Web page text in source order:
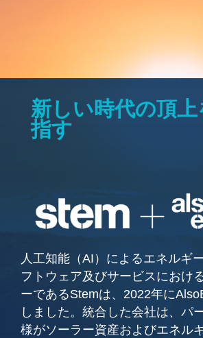
新しい時代の頂上
指す
人工知能（AI）によるエネルギ
フトウェア及びサービスにおけ
ーであるStemは、2022年に
しました。統合した会社は、パ
様がソーラー資産およびエネル